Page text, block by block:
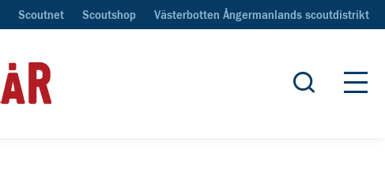
Scoutnet Scoutshop Västerbotten Ångermanlands scoutdistrikt
Öppna